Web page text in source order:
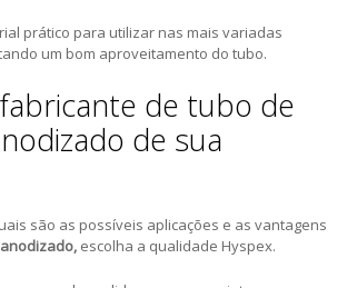
prático para utilizar nas mais variadas
um bom aproveitamento do tubo.
de tubo de
de sua
são as possíveis aplicações e as vantagens
escolha a qualidade Hyspex.